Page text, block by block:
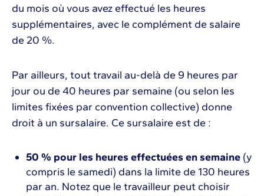
du mois où vous avez effectué les heures
supplémentaires, avec le complément de salaire
de 20 %.
Par ailleurs, tout travail au-delà de 9 heures par
jour ou de 40 heures par semaine (ou selon les
limites fixées par convention collective) donne
droit à un sursalaire. Ce sursalaire est de :
50 % pour les heures effectuées en semaine (y
compris le samedi) dans la limite de 130 heures
par an. Notez que le travailleur peut choisir